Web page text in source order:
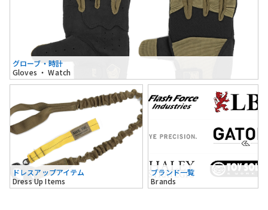
グローブ・時計
Gloves ・ Watch
ドレスアップアイテム
Dress Up Items
ブランド一覧
Brands